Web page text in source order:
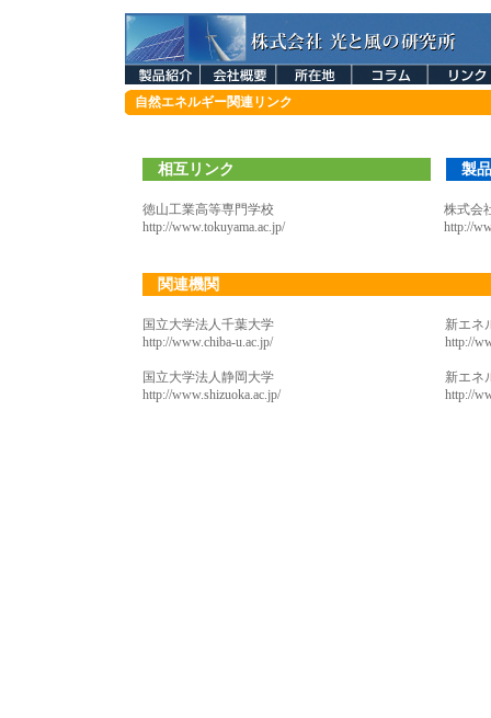
自然エネルギー関連リンク
相互リンク 製
徳山工業高等専門学校
http://www.tokuyama.ac.jp/
株式会
http://
関連機関
国立大学法人千葉大学
http://www.chiba-u.ac.jp/
国立大学法人静岡大学
http://www.shizuoka.ac.jp/
新エネ
http://
新エネ
http://